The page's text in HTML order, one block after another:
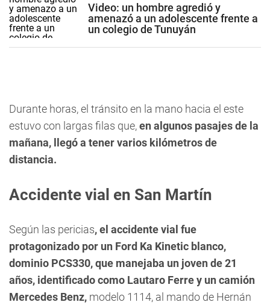
Video: un hombre agredió y
amenazó a un adolescente frente a
un colegio de Tunuyán
Durante horas, el tránsito en la mano hacia el este
estuvo con largas filas que,en algunos pasajes de la
mañana, llegó a tener varios kilómetros de
distancia.
Accidente vial en San Martín
Según las pericias, el accidente vial fue
protagonizado por un Ford Ka Kinetic blanco,
dominio PCS330, que manejaba un joven de 21
años, identificado como Lautaro Ferre y un camión
Mercedes Benz, modelo 1114, al mando de Hernán